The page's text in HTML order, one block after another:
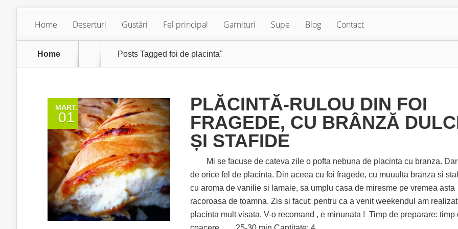
Home Deserturi Gustări Fel principal Garnituri Supe Blog Contact
Home Posts Tagged foi de placinta"
MART.
01
PLĂCINTĂ-RULOU DIN FOI
FRAGEDE, CU BRÂNZĂ
ȘI STAFIDE
Mi se facuse de cateva zile o pofta nebuna de placinta cu branza.
de orice fel de placinta. Din aceea cu foi fragede, cu muuulta branza si
cu aroma de vanilie si lamaie, sa umplu casa de miresme pe vremea asta
racoroasa de toamna. Zis si facut: pentru ca a venit weekendul am realizat
placinta mult visata. V-o recomand , e minunata ! Timp de preparare: timp